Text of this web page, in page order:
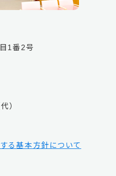
1番2号
代）
る基本方針について